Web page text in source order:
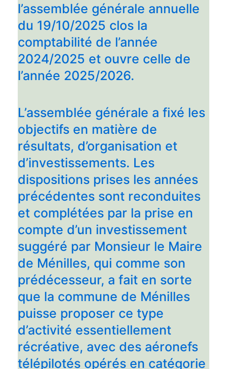
l’assemblée générale annuelle
du 19/10/2025 clos la
comptabilité de l’année
2024/2025 et ouvre celle de
l’année 2025/2026.
L’assemblée générale a fixé les
objectifs en matière de
résultats, d’organisation et
d’investissements. Les
dispositions prises les années
précédentes sont reconduites
et complétées par la prise en
compte d’un investissement
suggéré par Monsieur le Maire
de Ménilles, qui comme son
prédécesseur, a fait en sorte
que la commune de Ménilles
puisse proposer ce type
d’activité essentiellement
récréative, avec des aéronefs
télépilotés opérés en catégorie